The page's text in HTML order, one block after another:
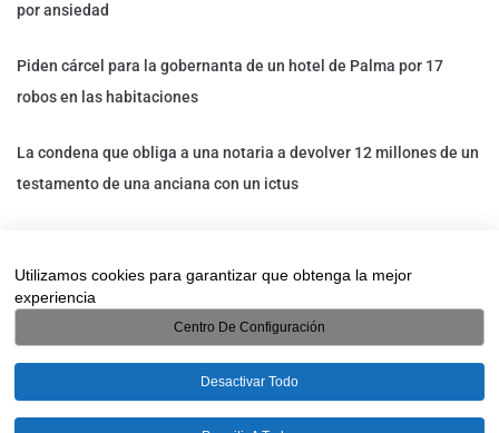
por ansiedad
Piden cárcel para la gobernanta de un hotel de Palma por 17
robos en las habitaciones
La condena que obliga a una notaria a devolver 12 millones de un
testamento de una anciana con un ictus
detective privado lo descubrió trabajando en otro
establecimiento
© 2025/2026 Detectives Pinog. Todos los derechos reservados.Política de
Utilizamos cookies para garantizar que obtenga la mejor
experiencia
Centro De Configuración
Desactivar Todo